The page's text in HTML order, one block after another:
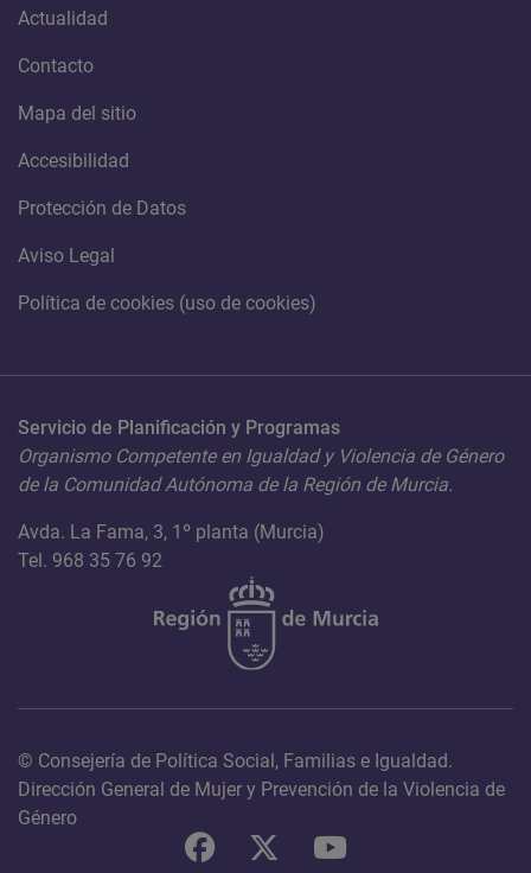
Actualidad
Contacto
Mapa del sitio
Accesibilidad
Protección de Datos
Aviso Legal
Política de cookies (uso de cookies)
Servicio de Planificación y Programas
Organismo Competente en Igualdad y Violencia de Género
de la Comunidad Autónoma de la Región de Murcia.
Avda. La Fama, 3, 1º planta (Murcia)
Tel. 968 35 76 92
© Consejería de Política Social, Familias e Igualdad.
Dirección General de Mujer y Prevención de la Violencia de
Género